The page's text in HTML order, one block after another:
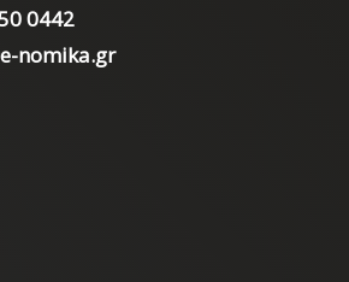
0442
nomika.gr